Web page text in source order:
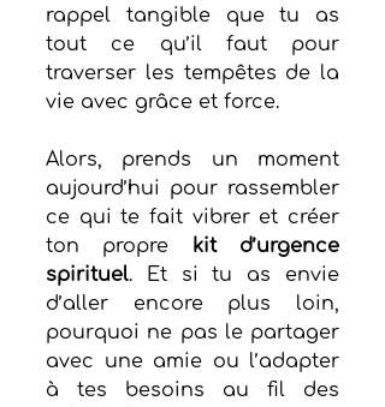
rappel tangible que tu as
tout ce qu’il faut pour
traverser les tempêtes de la
vie avec grâce et force.
Alors, prends un moment
aujourd’hui pour rassembler
ce qui te fait vibrer et créer
ton propre kit d’urgence
spirituel. Et si tu as envie
d’aller encore plus loin,
pourquoi ne pas le partager
avec une amie ou l’adapter
à tes besoins au fil des